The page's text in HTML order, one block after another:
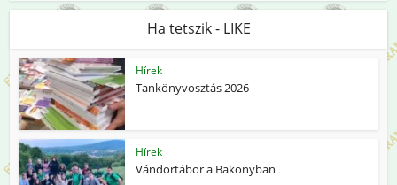
Ha tetszik - LIKE
Hírek
Tankönyvosztás 2026
Hírek
Vándortábor a Bakonyban